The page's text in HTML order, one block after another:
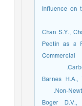
Influence on
22. Chan
Pectin as a
23. Barnes
Non-
24. Boger